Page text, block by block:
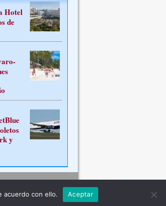
Hotel
de
y
acuerdo con ello. Aceptar